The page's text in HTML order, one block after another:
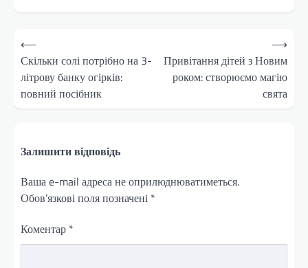
Навігація
записів
⟵
Скільки солі потрібно на 3-
літрову банку огірків:
повний посібник
Привітання дітей з Новим
роком: створюємо магію
свята
⟶
Залишити відповідь
Ваша e-mail адреса не оприлюднюватиметься.
Обов’язкові поля позначені *
Коментар *